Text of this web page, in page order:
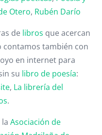
Otero, Rubén Darío
de libros que acercan
contamos también con
en internet para
su libro de poesía:
, La librería del
.
Asociación de